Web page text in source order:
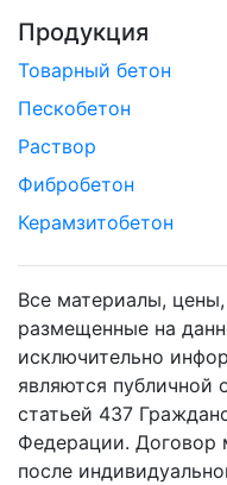
Продукция
Товарный бетон
Пескобетон
Раствор
Фибробетон
Керамзитобетон
Все материалы,
размещенные на
исключительно
являются публичной
статьей 437
Федерации. Договор
после